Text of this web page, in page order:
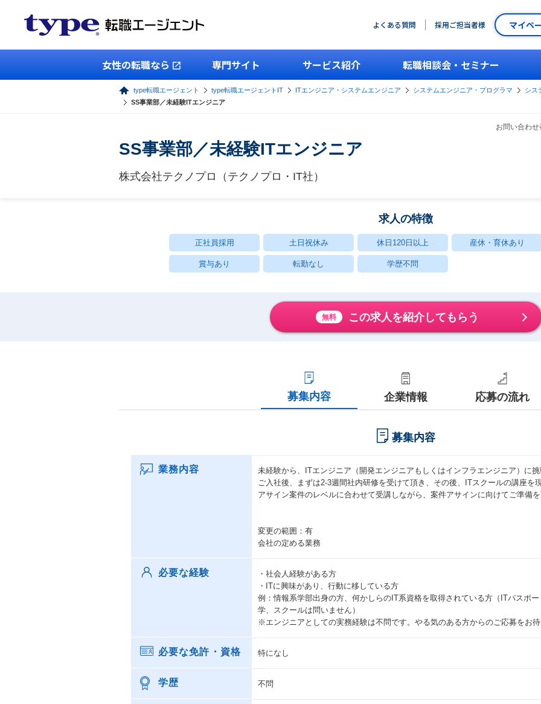
よくある質問 採用ご担当者様 マイペ
女性の転職なら 専門サイト サービス紹介 転職相談会・セミナー
type転職エージェント type転職エージェントIT ITエンジニア・システムエンジニア システムエンジニア・プログラマ
シス
SS事業部／未経験ITエンジニア
お問い合わ
SS事業部／未経験ITエンジニア
株式会社テクノプロ（テクノプロ・IT社）
求人の特徴
正社員採用 土日祝休み 休日120日以上 産休・育休あり
賞与あり 転勤なし 学歴不問
無料 この求人を紹介してもらう
募集内容 企業情報 応募の流れ
募集内容
業務内容
未経験から、ITエンジニア（開発エンジニアもしくはインフラエンジニア）に挑
ご入社後、まずは2-3週間社内研修を受けて頂き、その後、ITスクールの講座を
アサイン案件のレベルに合わせて受講しながら、案件アサインに向けてご準備を
変更の範囲：有
会社の定める業務
必要な経験
・社会人経験がある方
・ITに興味があり、行動に移している方
例：情報系学部出身の方、何かしらのIT系資格を取得されている方（ITパスポ
学、スクールは問いません）
※エンジニアとしての実務経験は不問です。やる気のある方からのご応募をお待
必要な免許・資格 特になし
学歴 不問